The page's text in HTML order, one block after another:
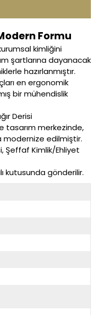
Formu
kimliğini
şartlarına dayanacak
hazırlanmıştır.
en ergonomik
bir mühendislik
Derisi
tasarım merkezinde,
modernize edilmiştir.
Şeffaf Kimlik/Ehliyet
kutusunda gönderilir.